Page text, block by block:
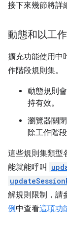
接下來幾節將詳
動態和以工
擴充功能使用中
作階段規則集。
動態規則
持有效。
瀏覽器關
除工作階段
這些規則集類型
能就能呼叫
解規則限制，請
例中查看這項功